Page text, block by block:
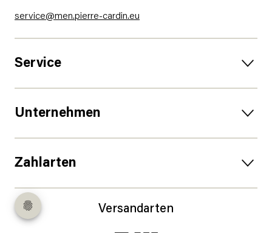
service@men.pierre-cardin.eu
Service
Unternehmen
Zahlarten
Versandarten